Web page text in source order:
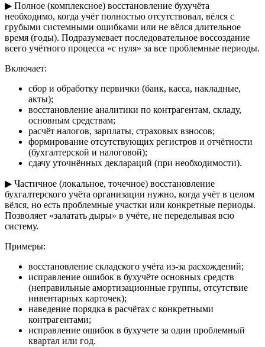
▶ Полное (комплексное) восстановление бухучёта
необходимо, когда учёт полностью отсутствовал, вёлся с
грубыми системными ошибками или не вёлся длительное
время (годы). Подразумевает последовательное воссоздание
всего учётного процесса «с нуля» за все проблемные периоды.
Включает:
сбор и обработку первички (банк, касса, накладные,
акты);
восстановление аналитики по контрагентам, складу,
основным средствам;
расчёт налогов, зарплаты, страховых взносов;
формирование отсутствующих регистров и отчётности
(бухгалтерской и налоговой);
сдачу уточнённых деклараций (при необходимости).
▶ Частичное (локальное, точечное) восстановление
бухгалтерского учёта организации нужно, когда учёт в целом
вёлся, но есть проблемные участки или конкретные периоды.
Позволяет «залатать дыры» в учёте, не переделывая всю
систему.
Примеры:
восстановление складского учёта из-за расхождений;
исправление ошибок в бухучёте основных средств
(неправильные амортизационные группы, отсутствие
инвентарных карточек);
наведение порядка в расчётах с конкретными
контрагентами;
исправление ошибок в бухучете за один проблемный
квартал или год.